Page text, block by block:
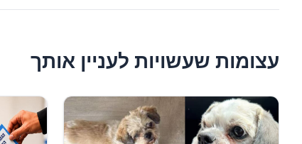
עצומות שעשויות לעניין אותך